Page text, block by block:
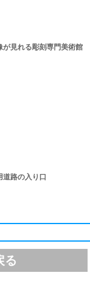
が見れる彫刻専門美術館
道路の入り口
る